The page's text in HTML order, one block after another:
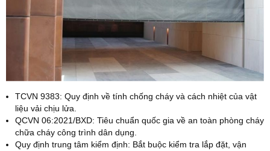
TCVN 9383: Quy định về tính chống cháy và cách nhiệt của vật
liệu vải chịu lửa.
QCVN 06:2021/BXD: Tiêu chuẩn quốc gia về an toàn phòng cháy
chữa cháy công trình dân dụng.
Quy định trung tâm kiểm định: Bắt buộc kiểm tra lắp đặt, vận